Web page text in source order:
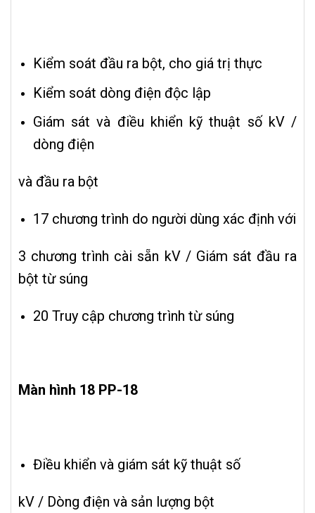
Kiểm soát đầu ra bột, cho giá trị thực
Kiểm soát dòng điện độc lập
Giám sát và điều khiển kỹ thuật số kV /
dòng điện
và đầu ra bột
17 chương trình do người dùng xác định với
3 chương trình cài sẵn kV / Giám sát đầu ra
bột từ súng
20 Truy cập chương trình từ súng
Màn hình 18 PP-18
Điều khiển và giám sát kỹ thuật số
kV / Dòng điện và sản lượng bột